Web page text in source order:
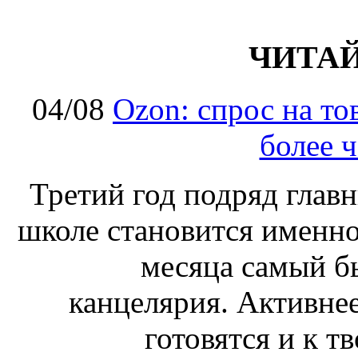
04/08 Ozon: спрос на
более
Третий год подряд
школе становится
месяца самый
канцелярия.
готовятся и к